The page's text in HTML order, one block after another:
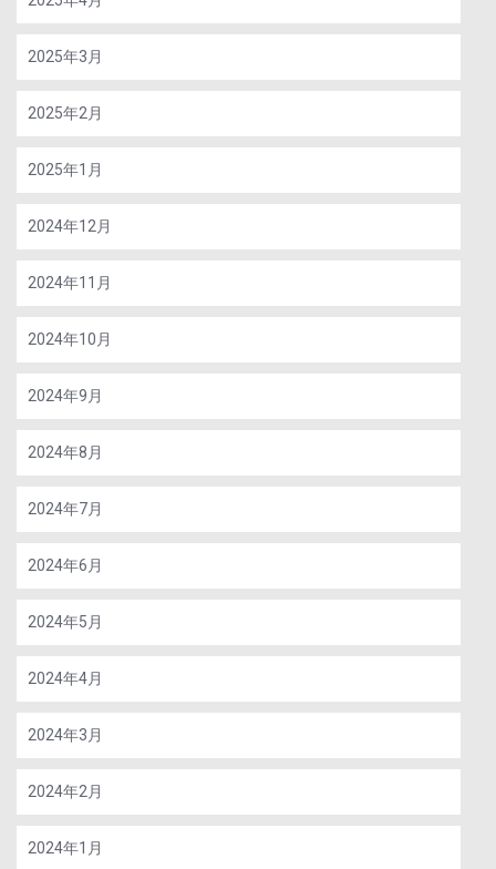
2025年3月
2025年2月
2025年1月
2024年12月
2024年11月
2024年10月
2024年9月
2024年8月
2024年7月
2024年6月
2024年5月
2024年4月
2024年3月
2024年2月
2024年1月